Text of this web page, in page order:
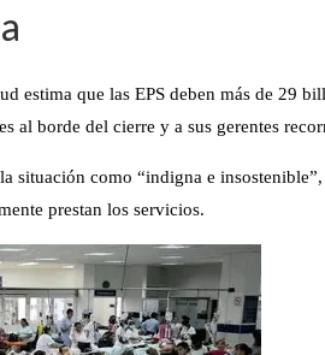
estima que las EPS deben más de 29
al borde del cierre y a sus gerentes
situación como “indigna e insostenible”
prestan los servicios.